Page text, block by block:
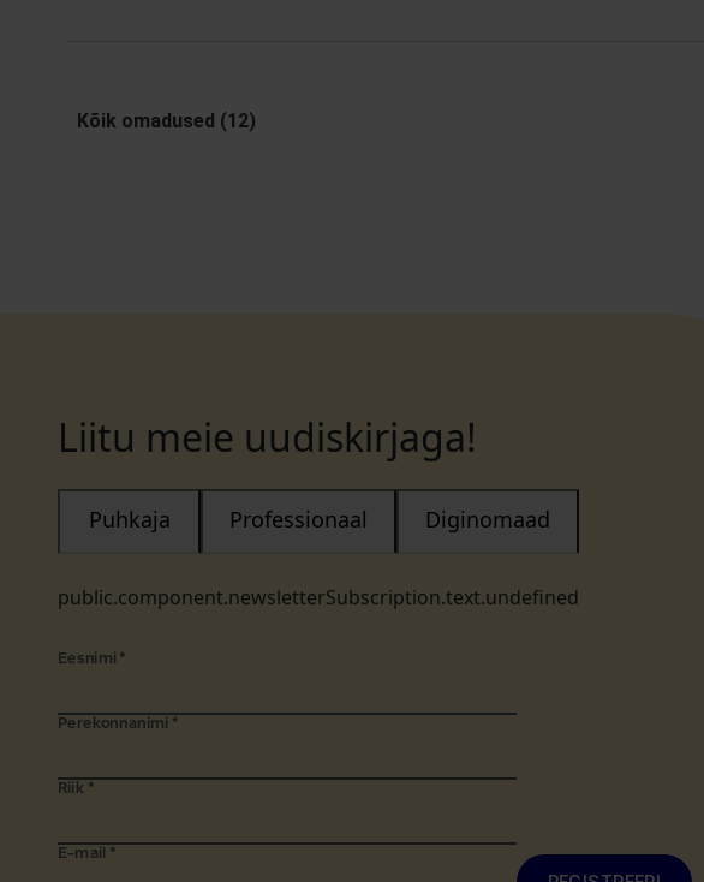
Kõik omadused (12)
Liitu meie uudiskirjaga!
public.component.newsletterSubscription.text.undefined
Puhkaja Professionaal Diginomaad
Eesnimi *
Perekonnanimi *
Riik *
E-mail *